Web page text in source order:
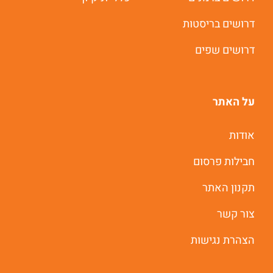
דרושים בריסטות
דרושים שפים
על האתר
אודות
חבילות פרסום
תקנון האתר
צור קשר
הצהרת נגישות